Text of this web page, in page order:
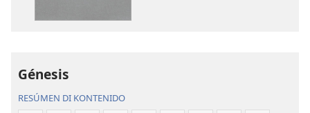
Génesis
RESÚMEN DI KONTENIDO